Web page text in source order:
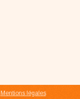
Mentions légales